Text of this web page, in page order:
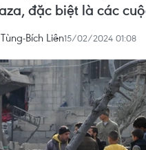
đặc biệt là các
Bích Liên15/02/2024 01:08